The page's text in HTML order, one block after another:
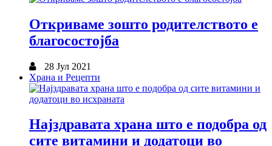
Откриваме зошто родителството е
благосостојба
28 Јул 2021
Храна и Рецепти
Најздравата храна што е подобра од
сите витамини и додатоци во